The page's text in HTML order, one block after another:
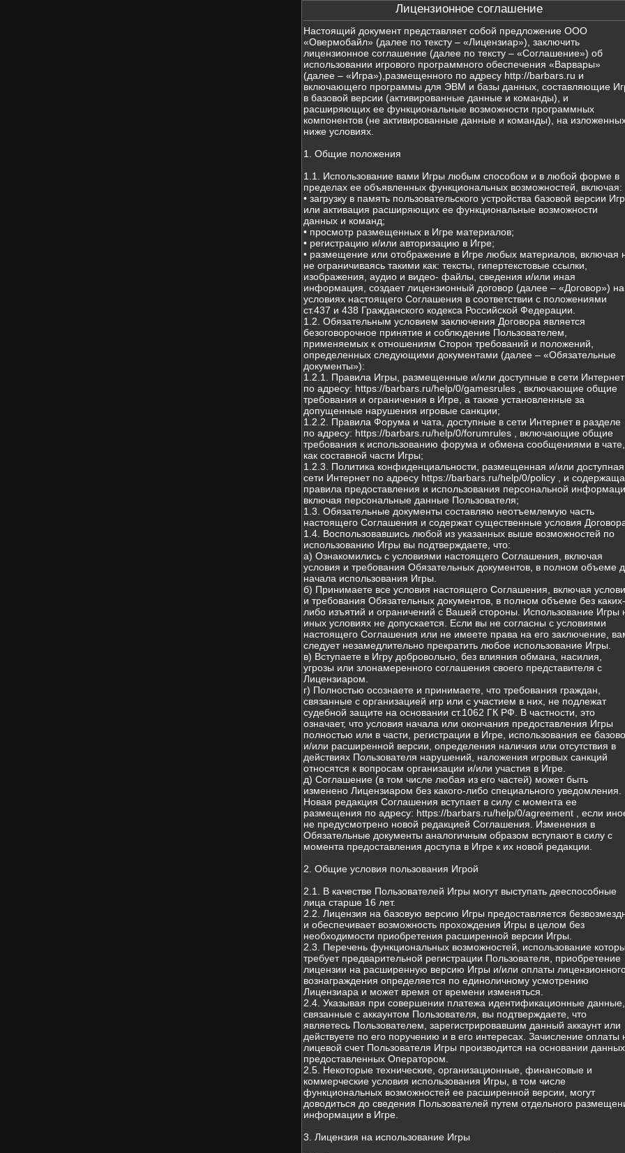
Лицензионное соглашение
Настоящий документ представляет собой предложение ООО
«Овермобайл» (далее по тексту – «Лицензиар»), заключить
лицензионное соглашение (далее по тексту – «Соглашение») об
использовании игрового программного обеспечения «Варвары»
(далее – «Игра»),размещенного по адресу http://barbars.ru и
включающего программы для ЭВМ и базы данных, составляющие
в базовой версии (активированные данные и команды), и
расширяющих ее функциональные возможности программных
компонентов (не активированные данные и команды), на
ниже условиях.
1. Общие положения
1.1. Использование вами Игры любым способом и в любой форме в
пределах ее объявленных функциональных возможностей, включая:
• загрузку в память пользовательского устройства базовой версии
или активация расширяющих ее функциональные возможности
данных и команд;
• просмотр размещенных в Игре материалов;
• регистрацию и/или авторизацию в Игре;
• размещение или отображение в Игре любых материалов, включая
не ограничиваясь такими как: тексты, гипертекстовые ссылки,
изображения, аудио и видео- файлы, сведения и/или иная
информация, создает лицензионный договор (далее – «Договор») на
условиях настоящего Соглашения в соответствии с положениями
ст.437 и 438 Гражданского кодекса Российской Федерации.
1.2. Обязательным условием заключения Договора является
безоговорочное принятие и соблюдение Пользователем,
применяемых к отношениям Сторон требований и положений,
определенных следующими документами (далее – «Обязательные
документы»):
1.2.1. Правила Игры, размещенные и/или доступные в сети Интернет
по адресу: https://barbars.ru/help/0/gamesrules , включающие общие
требования и ограничения в Игре, а также установленные за
допущенные нарушения игровые санкции;
1.2.2. Правила Форума и чата, доступные в сети Интернет в разделе
по адресу: https://barbars.ru/help/0/forumrules , включающие общие
требования к использованию форума и обмена сообщениями в чате,
как составной части Игры;
1.2.3. Политика конфиденциальности, размещенная и/или
сети Интернет по адресу https://barbars.ru/help/0/policy , и
правила предоставления и использования персональной
включая персональные данные Пользователя;
1.3. Обязательные документы составляю неотъемлемую часть
настоящего Соглашения и содержат существенные условия
1.4. Воспользовавшись любой из указанных выше возможностей по
использованию Игры вы подтверждаете, что:
а) Ознакомились с условиями настоящего Соглашения, включая
условия и требования Обязательных документов, в полном объеме
начала использования Игры.
б) Принимаете все условия настоящего Соглашения, включая
и требования Обязательных документов, в полном объеме без каких-
либо изъятий и ограничений с Вашей стороны. Использование Игры
иных условиях не допускается. Если вы не согласны с условиями
настоящего Соглашения или не имеете права на его заключение,
следует незамедлительно прекратить любое использование Игры.
в) Вступаете в Игру добровольно, без влияния обмана, насилия,
угрозы или злонамеренного соглашения своего представителя с
Лицензиаром.
г) Полностью осознаете и принимаете, что требования граждан,
связанные с организацией игр или с участием в них, не подлежат
судебной защите на основании ст.1062 ГК РФ. В частности, это
означает, что условия начала или окончания предоставления Игры
полностью или в части, регистрации в Игре, использования ее
и/или расширенной версии, определения наличия или отсутствия в
действиях Пользователя нарушений, наложения игровых санкций
относятся к вопросам организации и/или участия в Игре.
д) Соглашение (в том числе любая из его частей) может быть
изменено Лицензиаром без какого-либо специального уведомления.
Новая редакция Соглашения вступает в силу с момента ее
размещения по адресу: https://barbars.ru/help/0/agreement , если
не предусмотрено новой редакцией Соглашения. Изменения в
Обязательные документы аналогичным образом вступают в силу с
момента предоставления доступа в Игре к их новой редакции.
2. Общие условия пользования Игрой
2.1. В качестве Пользователей Игры могут выступать дееспособные
лица старше 16 лет.
2.2. Лицензия на базовую версию Игры предоставляется
и обеспечивает возможность прохождения Игры в целом без
необходимости приобретения расширенной версии Игры.
2.3. Перечень функциональных возможностей, использование
требует предварительной регистрации Пользователя, приобретение
лицензии на расширенную версию Игры и/или оплаты
вознаграждения определяется по единоличному усмотрению
Лицензиара и может время от времени изменяться.
2.4. Указывая при совершении платежа идентификационные данные,
связанные с аккаунтом Пользователя, вы подтверждаете, что
являетесь Пользователем, зарегистрировавшим данный аккаунт или
действуете по его поручению и в его интересах. Зачисление оплаты
лицевой счет Пользователя Игры производится на основании данных,
предоставленных Оператором.
2.5. Некоторые технические, организационные, финансовые и
коммерческие условия использования Игры, в том числе
функциональных возможностей ее расширенной версии, могут
доводиться до сведения Пользователей путем отдельного
информации в Игре.
3. Лицензия на использование Игры